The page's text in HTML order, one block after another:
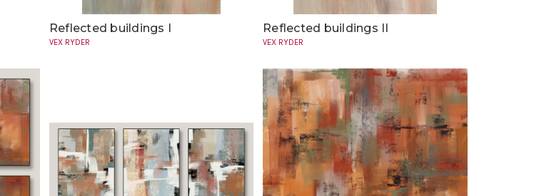
Reflected buildings I
VEX RYDER
Reflected buildings II
VEX RYDER